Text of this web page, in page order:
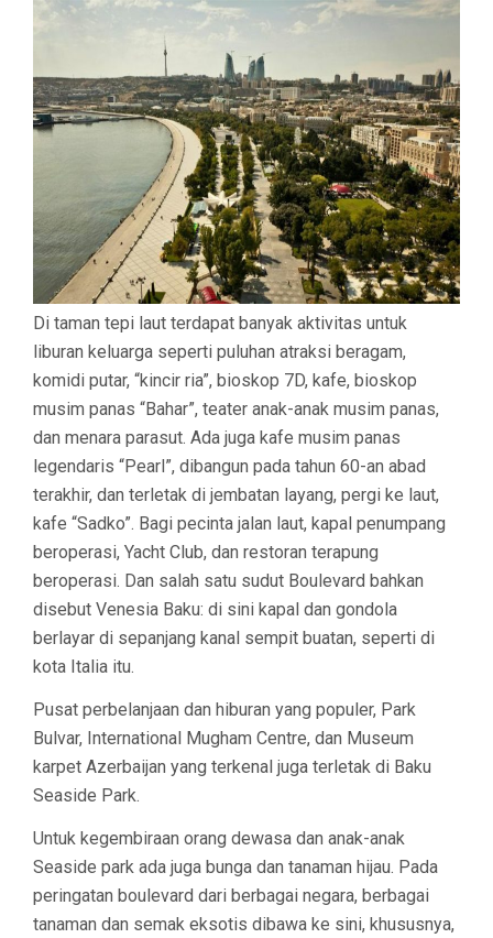
Di taman tepi laut terdapat banyak aktivitas untuk
liburan keluarga seperti puluhan atraksi beragam,
komidi putar, “kincir ria”, bioskop 7D, kafe, bioskop
musim panas “Bahar”, teater anak-anak musim panas,
dan menara parasut. Ada juga kafe musim panas
legendaris “Pearl”, dibangun pada tahun 60-an abad
terakhir, dan terletak di jembatan layang, pergi ke laut,
kafe “Sadko”. Bagi pecinta jalan laut, kapal penumpang
beroperasi, Yacht Club, dan restoran terapung
beroperasi. Dan salah satu sudut Boulevard bahkan
disebut Venesia Baku: di sini kapal dan gondola
berlayar di sepanjang kanal sempit buatan, seperti di
kota Italia itu.
Pusat perbelanjaan dan hiburan yang populer, Park
Bulvar, International Mugham Centre, dan Museum
karpet Azerbaijan yang terkenal juga terletak di Baku
Seaside Park.
Untuk kegembiraan orang dewasa dan anak-anak
Seaside park ada juga bunga dan tanaman hijau. Pada
peringatan boulevard dari berbagai negara, berbagai
tanaman dan semak eksotis dibawa ke sini, khususnya,